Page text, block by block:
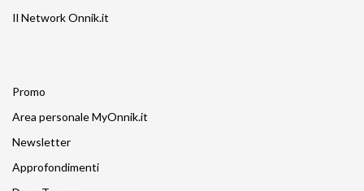
Il Network Onnik.it
Promo
Area personale MyOnnik.it
Newsletter
Approfondimenti